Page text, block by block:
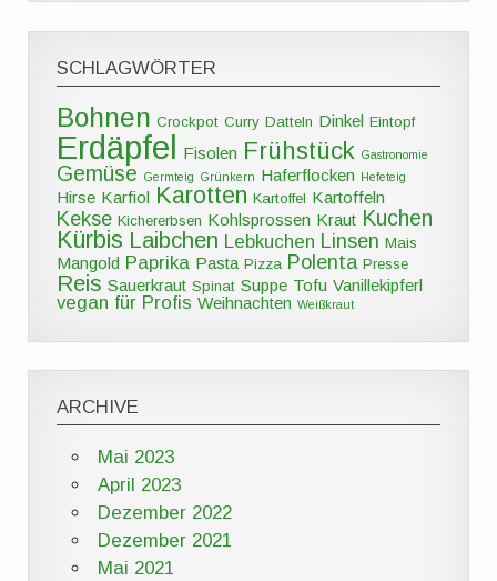
SCHLAGWÖRTER
Bohnen Crockpot Curry Datteln Dinkel Eintopf
Erdäpfel Fisolen Frühstück Gastronomie
Gemüse Germteig Grünkern Haferflocken Hefeteig
Hirse Karfiol Karotten Kartoffel Kartoffeln
Kekse Kichererbsen Kohlsprossen Kraut Kuchen
Kürbis Laibchen Lebkuchen Linsen Mais
Mangold Paprika Pasta Pizza Polenta Presse
Reis Sauerkraut Spinat Suppe Tofu Vanillekipferl
vegan für Profis Weihnachten Weißkraut
ARCHIVE
Mai 2023
April 2023
Dezember 2022
Dezember 2021
Mai 2021